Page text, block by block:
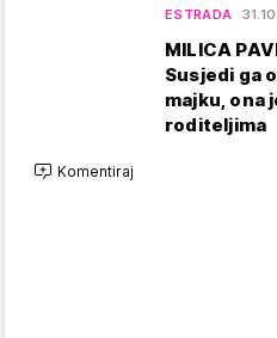
ESTRADA
MILICA
Susjedi ga
majku, ona
roditeljima
Komentiraj